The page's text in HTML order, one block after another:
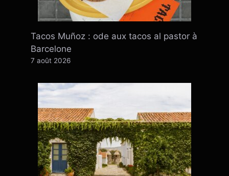
Tacos Muñoz : ode aux tacos al pastor à
Barcelone
7 août 2026